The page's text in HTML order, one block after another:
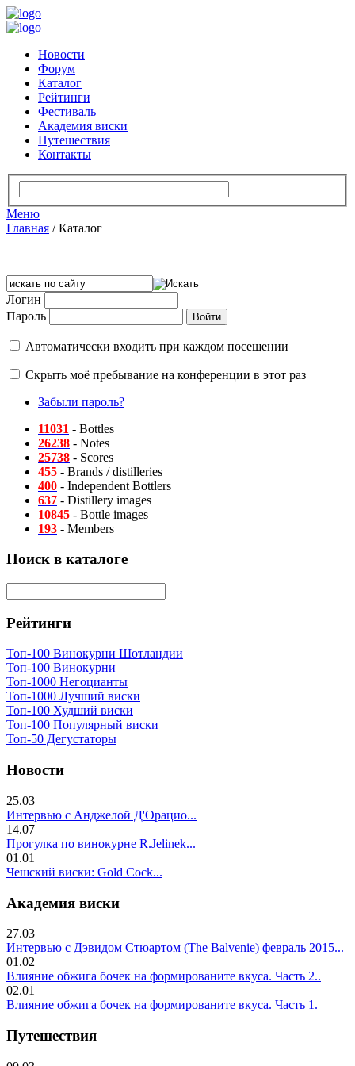
Новости
Форум
Каталог
Рейтинги
Фестиваль
Академия виски
Путешествия
Контакты
Меню
Главная /Каталог
Логин
Пароль
Автоматически входить при каждом посещении
Скрыть моё пребывание на конференции в этот раз
Забыли пароль?
11031 - Bottles
26238 - Notes
25738 - Scores
455 - Brands / distilleries
400 - Independent Bottlers
637 - Distillery images
10845 - Bottle images
193 - Members
Поиск в каталоге
Рейтинги
Топ-100 Винокурни Шотландии
Топ-100 Винокурни
Топ-1000 Негоцианты
Топ-1000 Лучший виски
Топ-100 Худший виски
Топ-100 Популярный виски
Топ-50 Дегустаторы
Новости
25.03
Интервью с Анджелой Д'Орацио...
14.07
Прогулка по винокурне R.Jelinek...
01.01
Чешский виски: Gold Cock...
Академия виски
27.03
Интервью с Дэвидом Стюартом (The Balvenie) февраль 2015...
01.02
Влияние обжига бочек на формированите вкуса. Часть 2..
02.01
Влияние обжига бочек на формированите вкуса. Часть 1.
Путешествия